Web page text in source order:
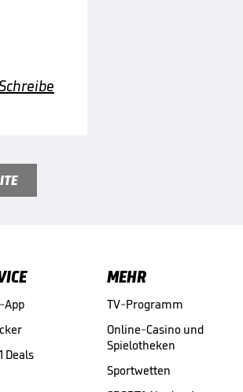
App
Deals
MEHR
TV-Programm
Online-Casino und
Spielotheken
Sportwetten